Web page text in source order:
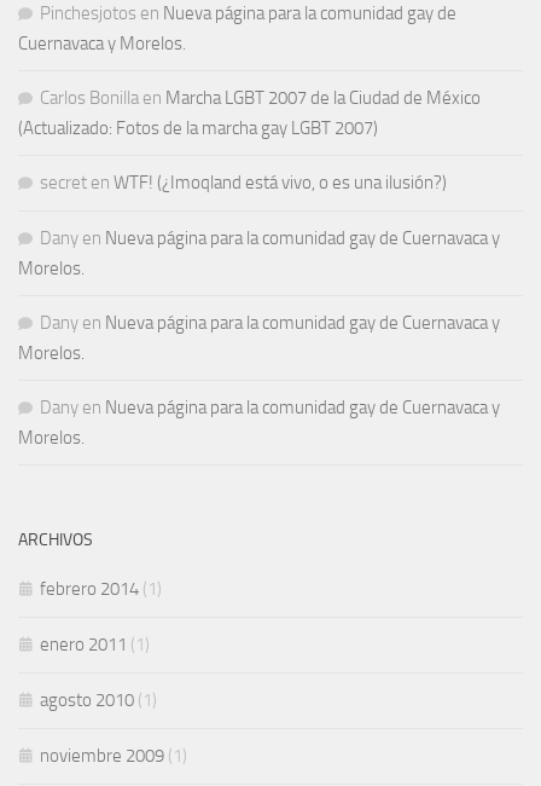
Pinchesjotos en Nueva página para la comunidad gay de
Cuernavaca y Morelos.
Carlos Bonilla en Marcha LGBT 2007 de la Ciudad de México
(Actualizado: Fotos de la marcha gay LGBT 2007)
secret en WTF! (¿Imoqland está vivo, o es una ilusión?)
Dany en Nueva página para la comunidad gay de Cuernavaca y
Morelos.
Dany en Nueva página para la comunidad gay de Cuernavaca y
Morelos.
Dany en Nueva página para la comunidad gay de Cuernavaca y
Morelos.
ARCHIVOS
febrero 2014 (1)
enero 2011 (1)
agosto 2010 (1)
noviembre 2009 (1)